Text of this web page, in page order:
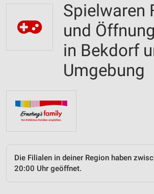
Spielwaren
und
in Bekdorf
Umgebung
Die Filialen in deiner Region haben
20:00 Uhr geöffnet.